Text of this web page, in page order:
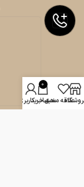
علاقه مندی
0
سبد خرید
حساب کاربری من